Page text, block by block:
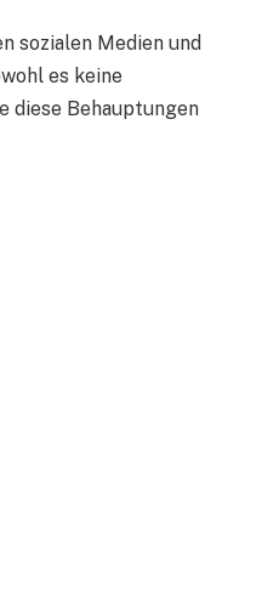
sozialen Medien und
es keine
diese Behauptungen